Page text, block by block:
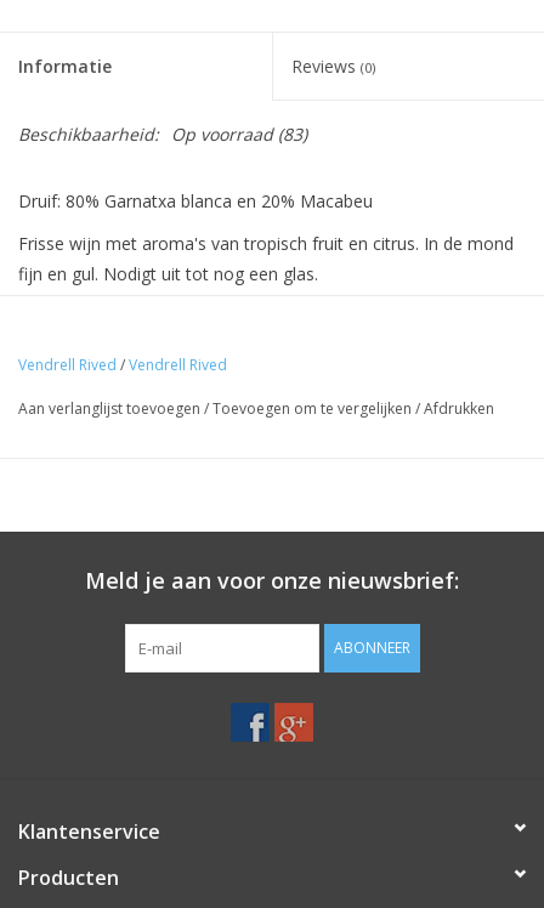
Informatie Reviews (0)
Beschikbaarheid: Op voorraad(83)
Druif: 80% Garnatxa blanca en 20% Macabeu
Frisse wijn met aroma's van tropisch fruit en citrus. In de mond
fijn en gul. Nodigt uit tot nog een glas.
Druiven afkomstig van percelen in de gemeente Marçà.
opbrengst van anderhalve kilo per stok. Handmatige oogst.
temperatuur van maximaal 14 °C.
Vendrell Rived /Vendrell Rived
Aan verlanglijst toevoegen /Toevoegen om te vergelijken /Afdrukken
Meld je aan voor onze nieuwsbrief:
ABONNEER
Klantenservice
Producten